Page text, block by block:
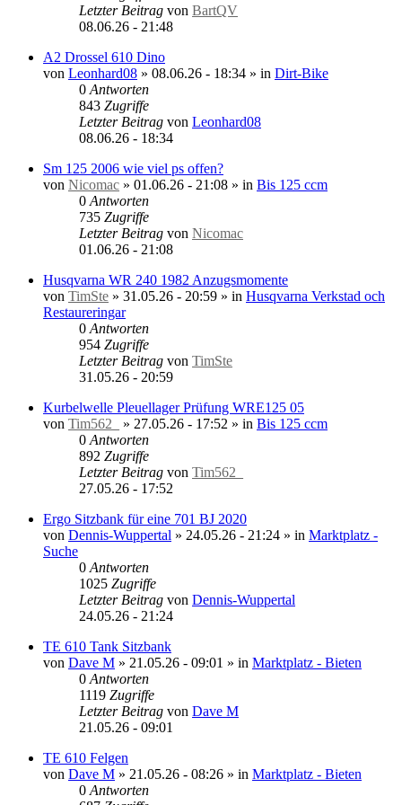
Letzter Beitrag von BartQV
08.06.26 - 21:48
A2 Drossel 610 Dino
von Leonhard08 » 08.06.26 - 18:34 » in Dirt-Bike
0 Antworten
843 Zugriffe
Letzter Beitrag von Leonhard08
08.06.26 - 18:34
Sm 125 2006 wie viel ps offen?
von Nicomac » 01.06.26 - 21:08 » in Bis 125 ccm
0 Antworten
735 Zugriffe
Letzter Beitrag von Nicomac
01.06.26 - 21:08
Husqvarna WR 240 1982 Anzugsmomente
von TimSte » 31.05.26 - 20:59 » in Husqvarna Verkstad och
Restaureringar
0 Antworten
954 Zugriffe
Letzter Beitrag von TimSte
31.05.26 - 20:59
Kurbelwelle Pleuellager Prüfung WRE125 05
von Tim562_ » 27.05.26 - 17:52 » in Bis 125 ccm
0 Antworten
892 Zugriffe
Letzter Beitrag von Tim562_
27.05.26 - 17:52
Ergo Sitzbank für eine 701 BJ 2020
von Dennis-Wuppertal » 24.05.26 - 21:24 » in Marktplatz -
Suche
0 Antworten
1025 Zugriffe
Letzter Beitrag von Dennis-Wuppertal
24.05.26 - 21:24
TE 610 Tank Sitzbank
von Dave M » 21.05.26 - 09:01 » in Marktplatz - Bieten
0 Antworten
1119 Zugriffe
Letzter Beitrag von Dave M
21.05.26 - 09:01
TE 610 Felgen
von Dave M » 21.05.26 - 08:26 » in Marktplatz - Bieten
0 Antworten